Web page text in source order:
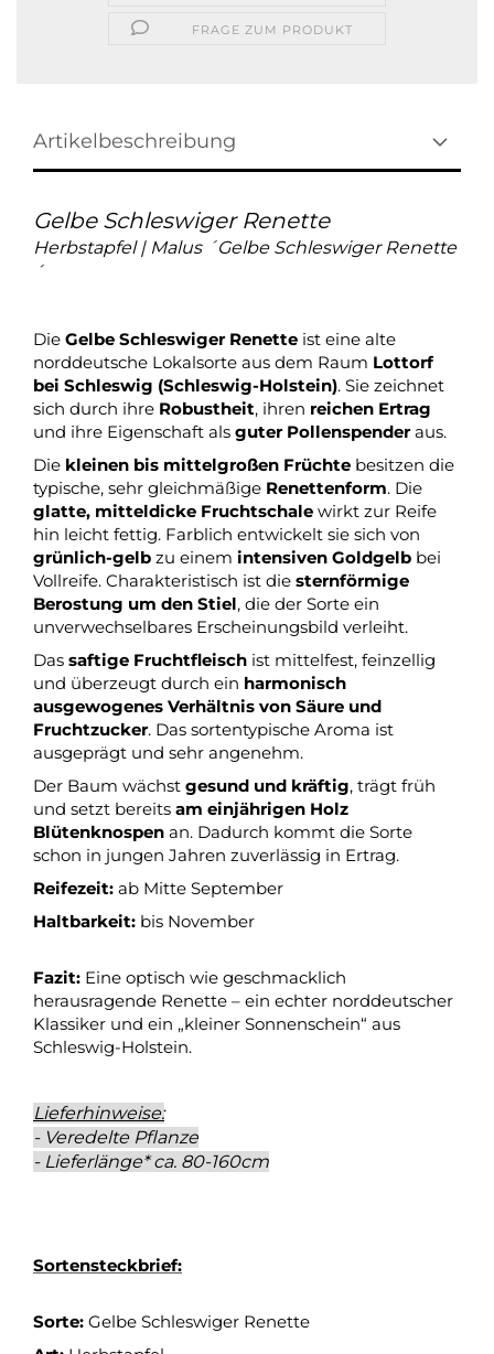
FRAGE ZUM PRODUKT
Artikelbeschreibung
Gelbe Schleswiger Renette
Herbstapfel | Malus ´Gelbe Schleswiger Renette
´
Die Gelbe Schleswiger Renette ist eine alte
norddeutsche Lokalsorte aus dem Raum Lottorf
bei Schleswig (Schleswig-Holstein). Sie zeichnet
sich durch ihre Robustheit, ihren reichen Ertrag
und ihre Eigenschaft als guter Pollenspenderaus.
Die kleinen bis mittelgroßen Früchte besitzen die
typische, sehr gleichmäßige Renettenform. Die
glatte, mitteldicke Fruchtschale wirkt zur Reife
hin leicht fettig. Farblich entwickelt sie sich von
grünlich-gelb zu einem intensiven Goldgelb bei
Vollreife. Charakteristisch ist die sternförmige
Berostung um den Stiel, die der Sorte ein
unverwechselbares Erscheinungsbild verleiht.
Das saftige Fruchtfleisch ist mittelfest, feinzellig
und überzeugt durch ein harmonisch
ausgewogenes Verhältnis von Säure und
Fruchtzucker. Das sortentypische Aroma ist
ausgeprägt und sehr angenehm.
Der Baum wächst gesund und kräftig, trägt früh
und setzt bereits am einjährigen Holz
Blütenknospen an. Dadurch kommt die Sorte
schon in jungen Jahren zuverlässig in Ertrag.
Reifezeit: ab Mitte September
Haltbarkeit: bis November
Fazit: Eine optisch wie geschmacklich
herausragende Renette – ein echter norddeutscher
Klassiker und ein „kleiner Sonnenschein“ aus
Schleswig-Holstein.
Lieferhinweise:
- Veredelte Pflanze
- Lieferlänge* ca. 80-160cm
Sortensteckbrief:
Sorte: Gelbe Schleswiger Renette